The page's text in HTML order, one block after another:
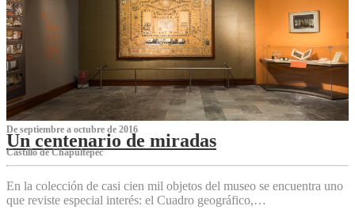
De septiembre a octubre de 2016
Un centenario de miradas
Castillo de Chapultepec
En la colección de casi cien mil objetos del museo se encuentra uno
que reviste especial interés: el Cuadro geográfico,…